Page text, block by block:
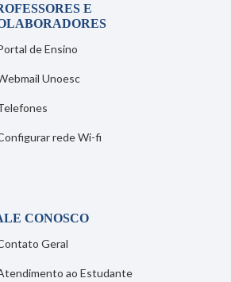
E
de Ensino
Unoesc
rede Wi-fi
CONOSCO
Geral
ao Estudante